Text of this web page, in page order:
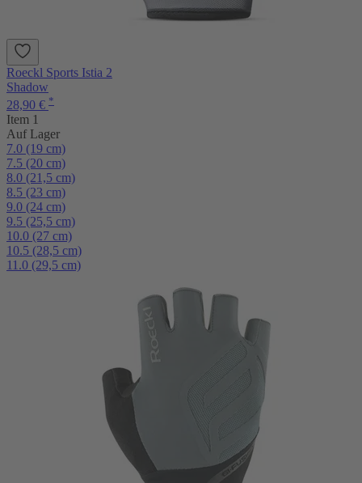
Roeckl Sports Istia 2
Shadow
28,90 € *
Item 1
Auf Lager
7.0 (19 cm)
7.5 (20 cm)
8.0 (21,5 cm)
8.5 (23 cm)
9.0 (24 cm)
9.5 (25,5 cm)
10.0 (27 cm)
10.5 (28,5 cm)
11.0 (29,5 cm)